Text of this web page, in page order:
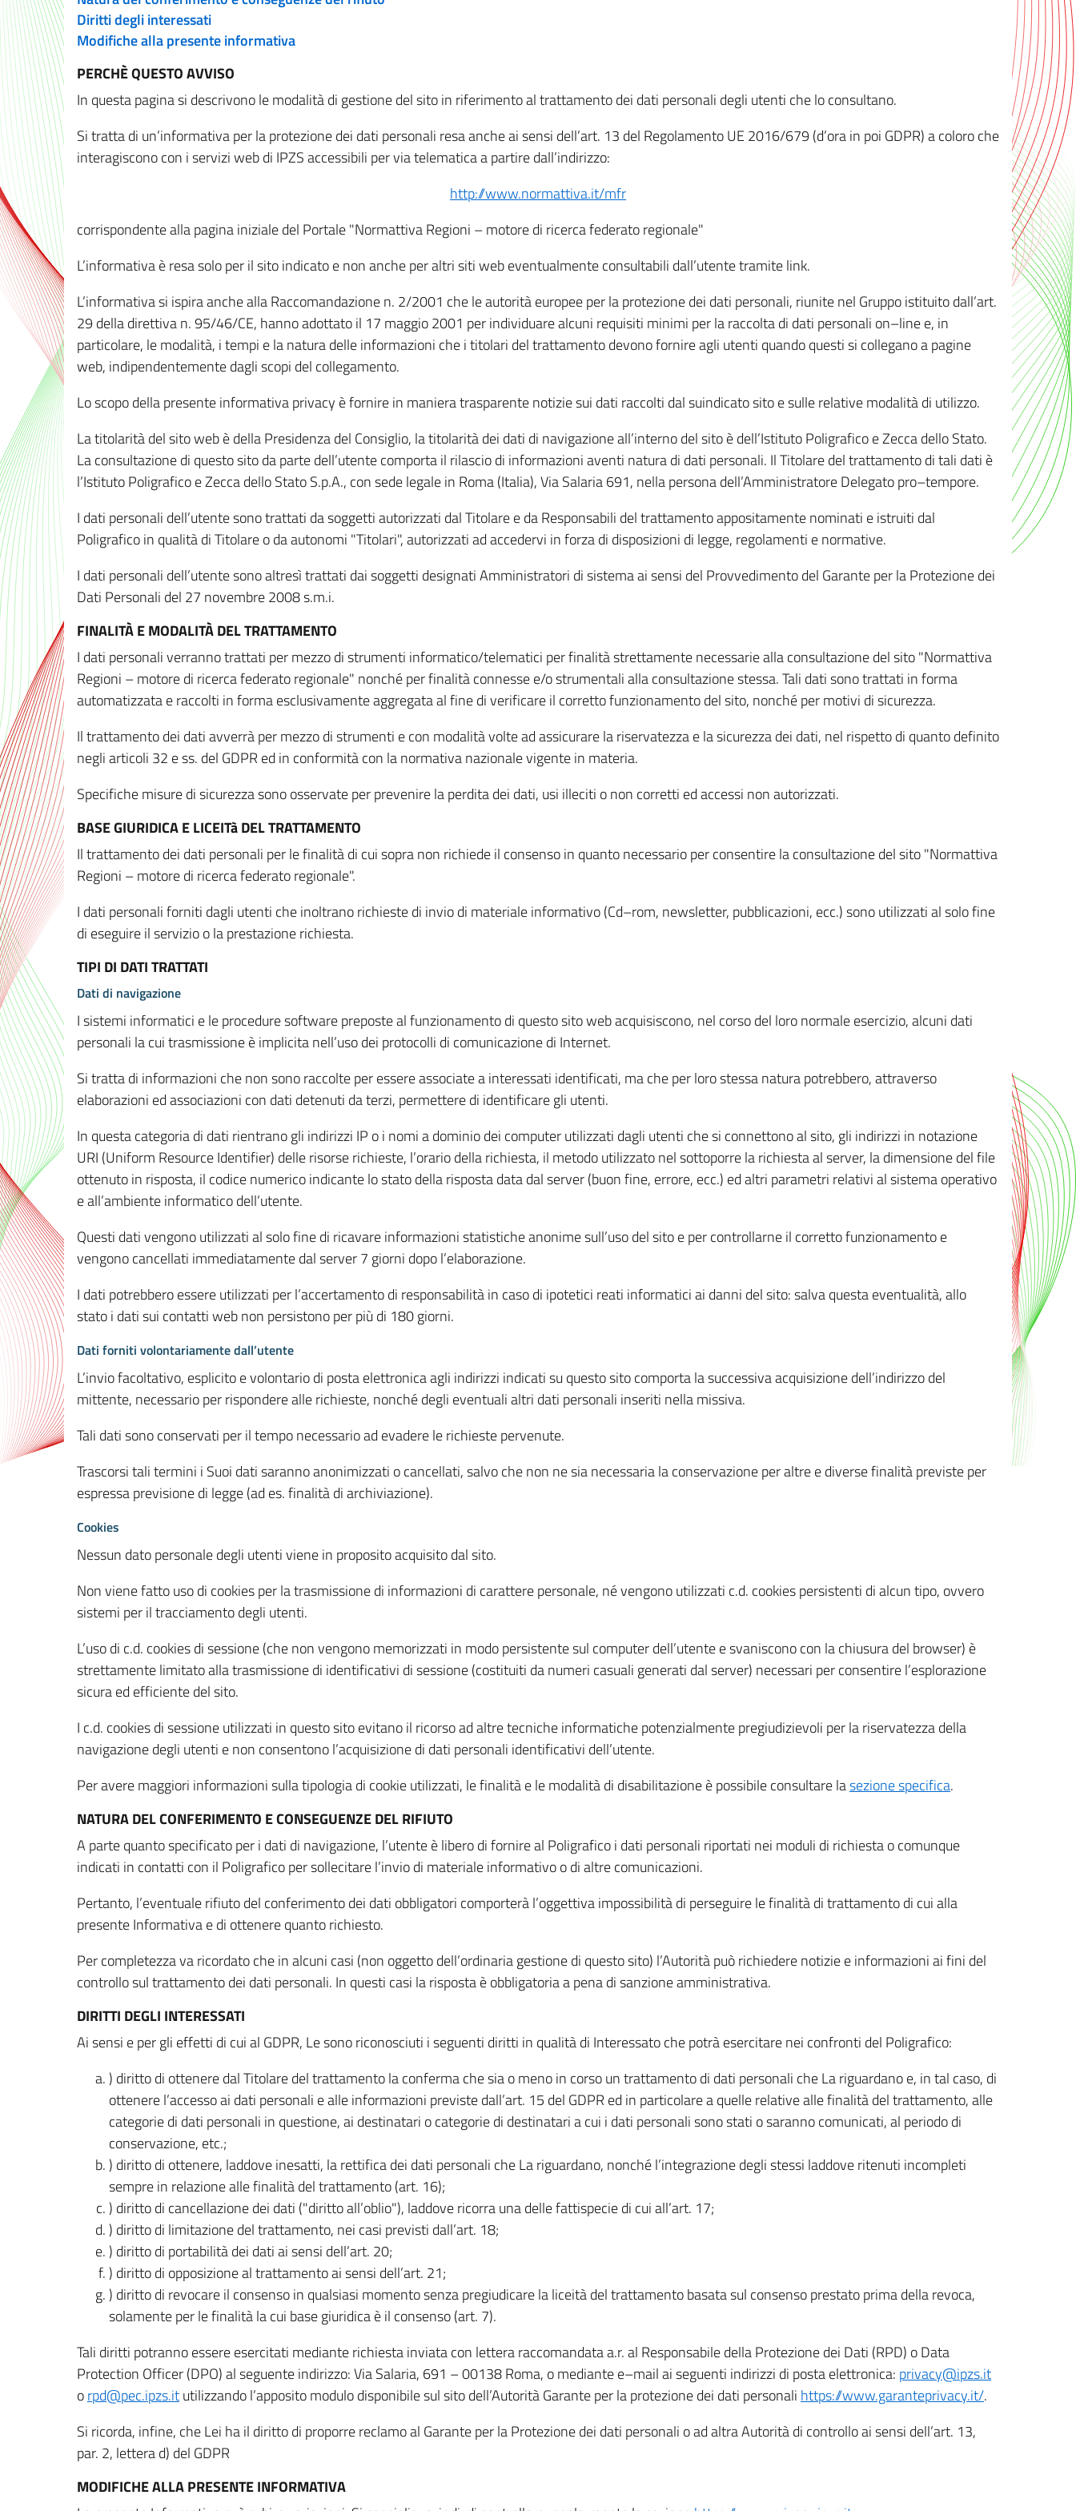
Diritti degli interessati
Modifiche alla presente informativa
PERCHÈ QUESTO AVVISO
In questa pagina si descrivono le modalità di gestione del sito in riferimento al trattamento dei dati personali degli utenti che lo consultano.
Si tratta di un’informativa per la protezione dei dati personali resa anche ai sensi dell’art. 13 del Regolamento UE 2016/679 (d’ora in poi GDPR) a coloro che
interagiscono con i servizi web di IPZS accessibili per via telematica a partire dall’indirizzo:
http://www.normattiva.it/mfr
corrispondente alla pagina iniziale del Portale "Normattiva Regioni – motore di ricerca federato regionale"
L’informativa è resa solo per il sito indicato e non anche per altri siti web eventualmente consultabili dall’utente tramite link.
L’informativa si ispira anche alla Raccomandazione n. 2/2001 che le autorità europee per la protezione dei dati personali, riunite nel Gruppo istituito dall’art.
29 della direttiva n. 95/46/CE, hanno adottato il 17 maggio 2001 per individuare alcuni requisiti minimi per la raccolta di dati personali on–line e, in
particolare, le modalità, i tempi e la natura delle informazioni che i titolari del trattamento devono fornire agli utenti quando questi si collegano a pagine
web, indipendentemente dagli scopi del collegamento.
Lo scopo della presente informativa privacy è fornire in maniera trasparente notizie sui dati raccolti dal suindicato sito e sulle relative modalità di utilizzo.
La titolarità del sito web è della Presidenza del Consiglio, la titolarità dei dati di navigazione all’interno del sito è dell’Istituto Poligrafico e Zecca dello Stato.
La consultazione di questo sito da parte dell’utente comporta il rilascio di informazioni aventi natura di dati personali. Il Titolare del trattamento di tali dati è
l’Istituto Poligrafico e Zecca dello Stato S.p.A., con sede legale in Roma (Italia), Via Salaria 691, nella persona dell’Amministratore Delegato pro–tempore.
I dati personali dell’utente sono trattati da soggetti autorizzati dal Titolare e da Responsabili del trattamento appositamente nominati e istruiti dal
Poligrafico in qualità di Titolare o da autonomi "Titolari", autorizzati ad accedervi in forza di disposizioni di legge, regolamenti e normative.
I dati personali dell’utente sono altresì trattati dai soggetti designati Amministratori di sistema ai sensi del Provvedimento del Garante per la Protezione dei
Dati Personali del 27 novembre 2008 s.m.i.
FINALITÀ E MODALITÀ DEL TRATTAMENTO
I dati personali verranno trattati per mezzo di strumenti informatico/telematici per finalità strettamente necessarie alla consultazione del sito "Normattiva
Regioni – motore di ricerca federato regionale" nonché per finalità connesse e/o strumentali alla consultazione stessa. Tali dati sono trattati in forma
automatizzata e raccolti in forma esclusivamente aggregata al fine di verificare il corretto funzionamento del sito, nonché per motivi di sicurezza.
Il trattamento dei dati avverrà per mezzo di strumenti e con modalità volte ad assicurare la riservatezza e la sicurezza dei dati, nel rispetto di quanto definito
negli articoli 32 e ss. del GDPR ed in conformità con la normativa nazionale vigente in materia.
Specifiche misure di sicurezza sono osservate per prevenire la perdita dei dati, usi illeciti o non corretti ed accessi non autorizzati.
BASE GIURIDICA E LICEITà DEL TRATTAMENTO
Il trattamento dei dati personali per le finalità di cui sopra non richiede il consenso in quanto necessario per consentire la consultazione del sito "Normattiva
Regioni – motore di ricerca federato regionale".
I dati personali forniti dagli utenti che inoltrano richieste di invio di materiale informativo (Cd–rom, newsletter, pubblicazioni, ecc.) sono utilizzati al solo fine
di eseguire il servizio o la prestazione richiesta.
TIPI DI DATI TRATTATI
Dati di navigazione
I sistemi informatici e le procedure software preposte al funzionamento di questo sito web acquisiscono, nel corso del loro normale esercizio, alcuni dati
personali la cui trasmissione è implicita nell’uso dei protocolli di comunicazione di Internet.
Si tratta di informazioni che non sono raccolte per essere associate a interessati identificati, ma che per loro stessa natura potrebbero, attraverso
elaborazioni ed associazioni con dati detenuti da terzi, permettere di identificare gli utenti.
In questa categoria di dati rientrano gli indirizzi IP o i nomi a dominio dei computer utilizzati dagli utenti che si connettono al sito, gli indirizzi in notazione
URI (Uniform Resource Identifier) delle risorse richieste, l’orario della richiesta, il metodo utilizzato nel sottoporre la richiesta al server, la dimensione del file
ottenuto in risposta, il codice numerico indicante lo stato della risposta data dal server (buon fine, errore, ecc.) ed altri parametri relativi al sistema operativo
e all’ambiente informatico dell’utente.
Questi dati vengono utilizzati al solo fine di ricavare informazioni statistiche anonime sull’uso del sito e per controllarne il corretto funzionamento e
vengono cancellati immediatamente dal server 7 giorni dopo l’elaborazione.
I dati potrebbero essere utilizzati per l’accertamento di responsabilità in caso di ipotetici reati informatici ai danni del sito: salva questa eventualità, allo
stato i dati sui contatti web non persistono per più di 180 giorni.
Dati forniti volontariamente dall’utente
L’invio facoltativo, esplicito e volontario di posta elettronica agli indirizzi indicati su questo sito comporta la successiva acquisizione dell’indirizzo del
mittente, necessario per rispondere alle richieste, nonché degli eventuali altri dati personali inseriti nella missiva.
Tali dati sono conservati per il tempo necessario ad evadere le richieste pervenute.
Trascorsi tali termini i Suoi dati saranno anonimizzati o cancellati, salvo che non ne sia necessaria la conservazione per altre e diverse finalità previste per
espressa previsione di legge (ad es. finalità di archiviazione).
Cookies
Nessun dato personale degli utenti viene in proposito acquisito dal sito.
Non viene fatto uso di cookies per la trasmissione di informazioni di carattere personale, né vengono utilizzati c.d. cookies persistenti di alcun tipo, ovvero
sistemi per il tracciamento degli utenti.
L’uso di c.d. cookies di sessione (che non vengono memorizzati in modo persistente sul computer dell’utente e svaniscono con la chiusura del browser) è
strettamente limitato alla trasmissione di identificativi di sessione (costituiti da numeri casuali generati dal server) necessari per consentire l’esplorazione
sicura ed efficiente del sito.
I c.d. cookies di sessione utilizzati in questo sito evitano il ricorso ad altre tecniche informatiche potenzialmente pregiudizievoli per la riservatezza della
navigazione degli utenti e non consentono l’acquisizione di dati personali identificativi dell’utente.
Per avere maggiori informazioni sulla tipologia di cookie utilizzati, le finalità e le modalità di disabilitazione è possibile consultare lasezione specifica.
NATURA DEL CONFERIMENTO E CONSEGUENZE DEL RIFIUTO
A parte quanto specificato per i dati di navigazione, l’utente è libero di fornire al Poligrafico i dati personali riportati nei moduli di richiesta o comunque
indicati in contatti con il Poligrafico per sollecitare l’invio di materiale informativo o di altre comunicazioni.
Pertanto, l’eventuale rifiuto del conferimento dei dati obbligatori comporterà l’oggettiva impossibilità di perseguire le finalità di trattamento di cui alla
presente Informativa e di ottenere quanto richiesto.
Per completezza va ricordato che in alcuni casi (non oggetto dell’ordinaria gestione di questo sito) l’Autorità può richiedere notizie e informazioni ai fini del
controllo sul trattamento dei dati personali. In questi casi la risposta è obbligatoria a pena di sanzione amministrativa.
DIRITTI DEGLI INTERESSATI
Ai sensi e per gli effetti di cui al GDPR, Le sono riconosciuti i seguenti diritti in qualità di Interessato che potrà esercitare nei confronti del Poligrafico:
) diritto di ottenere dal Titolare del trattamento la conferma che sia o meno in corso un trattamento di dati personali che La riguardano e, in tal caso, di
ottenere l’accesso ai dati personali e alle informazioni previste dall’art. 15 del GDPR ed in particolare a quelle relative alle finalità del trattamento, alle
categorie di dati personali in questione, ai destinatari o categorie di destinatari a cui i dati personali sono stati o saranno comunicati, al periodo di
conservazione, etc.;
) diritto di ottenere, laddove inesatti, la rettifica dei dati personali che La riguardano, nonché l’integrazione degli stessi laddove ritenuti incompleti
sempre in relazione alle finalità del trattamento (art. 16);
) diritto di cancellazione dei dati ("diritto all’oblio"), laddove ricorra una delle fattispecie di cui all’art. 17;
) diritto di limitazione del trattamento, nei casi previsti dall’art. 18;
) diritto di portabilità dei dati ai sensi dell’art. 20;
) diritto di opposizione al trattamento ai sensi dell’art. 21;
) diritto di revocare il consenso in qualsiasi momento senza pregiudicare la liceità del trattamento basata sul consenso prestato prima della revoca,
solamente per le finalità la cui base giuridica è il consenso (art. 7).
Tali diritti potranno essere esercitati mediante richiesta inviata con lettera raccomandata a.r. al Responsabile della Protezione dei Dati (RPD) o Data
Protection Officer (DPO) al seguente indirizzo: Via Salaria, 691 – 00138 Roma, o mediante e–mail ai seguenti indirizzi di posta elettronica: privacy@ipzs.it
orpd@pec.ipzs.itutilizzando l’apposito modulo disponibile sul sito dell’Autorità Garante per la protezione dei dati personali https://www.garanteprivacy.it/.
Si ricorda, infine, che Lei ha il diritto di proporre reclamo al Garante per la Protezione dei dati personali o ad altra Autorità di controllo ai sensi dell’art. 13,
par. 2, lettera d) del GDPR
MODIFICHE ALLA PRESENTE INFORMATIVA